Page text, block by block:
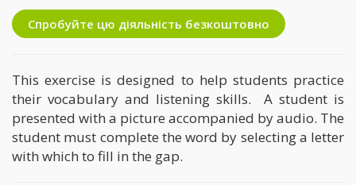
Спробуйте цю діяльність безкоштовно
This exercise is designed to help students practice
their vocabulary and listening skills. A student is
presented with a picture accompanied by audio. The
student must complete the word by selecting a letter
with which to fill in the gap.